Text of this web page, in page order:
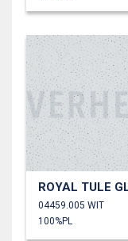
04459.005 WIT
100%PL